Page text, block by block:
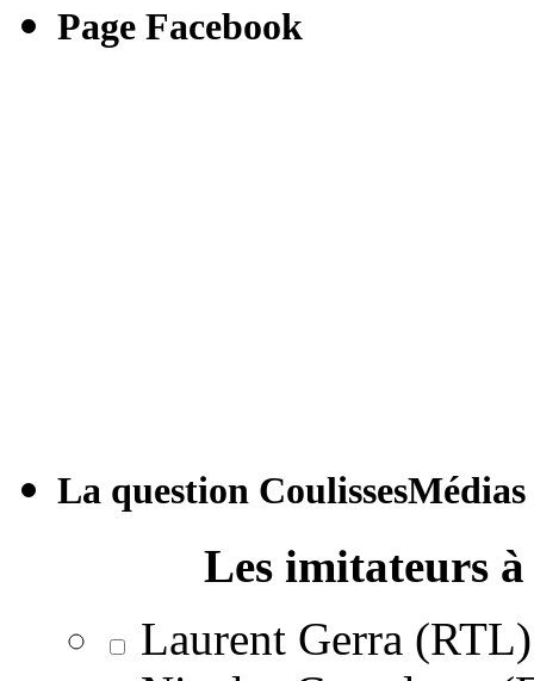
Page Facebook
La question CoulissesMédias
Les imitateurs
Laurent Gerra (RTL)